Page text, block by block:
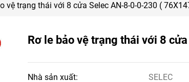
vệ trạng thái với 8 cửa Selec AN-8-0-0-230 (
Rơ le bảo vệ trạng thái với 8
Nhà sản xuất:
SELEC